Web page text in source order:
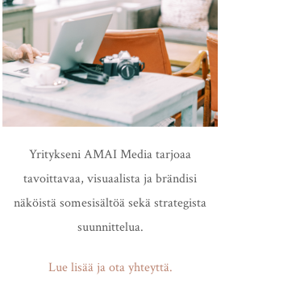
Yritykseni AMAI Media tarjoaa
tavoittavaa, visuaalista ja brändisi
näköistä somesisältöä sekä strategista
suunnittelua.
Lue lisää ja ota yhteyttä.